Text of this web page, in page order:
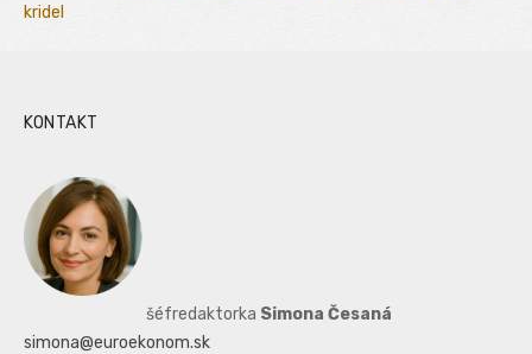
kridel
KONTAKT
šéfredaktorka Simona Česaná
simona@euroekonom.sk